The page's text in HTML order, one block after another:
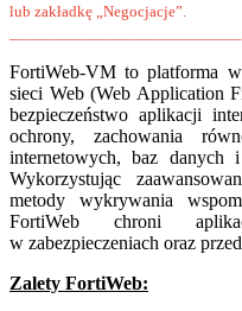
lub zakładkę „Negocjacje”.
FortiWeb-VM to platforma
sieci Web (Web Application
bezpieczeństwo aplikacji
ochrony, zachowania
internetowych, baz
Wykorzystując
metody wykrywania
FortiWeb chroni
w zabezpieczeniach oraz
Zalety FortiWeb: